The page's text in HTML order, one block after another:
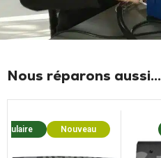
Nous réparons aussi...
Nouveau